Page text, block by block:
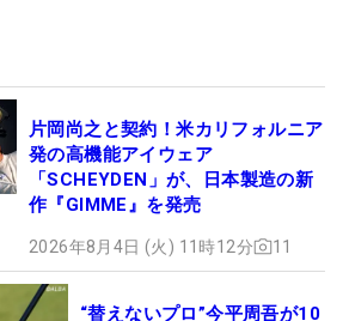
片岡尚之と契約！米カリフォルニア
発の高機能アイウェア
「SCHEYDEN」が、日本製造の新
作『GIMME』を発売
2026年8月4日 (火) 11時12分 11
“替えないプロ”今平周吾が10